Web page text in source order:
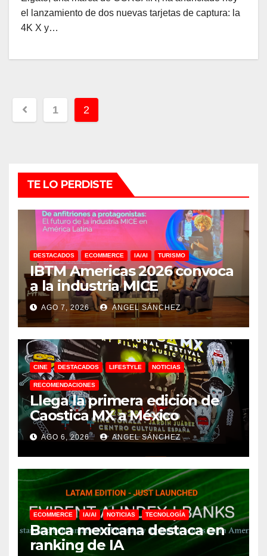
el lanzamiento de dos nuevas tarjetas de captura: la
4K X y…
Paginación
1 2
TE LO PERDISTE
DESTACADOS ECOMMERCE IA/AI TURISMO
IBTM Americas 2026 convoca
a la industria MICE
AGO 7, 2026 ANGEL SÁNCHEZ
CINE DESTACADOS LIFESTYLE NOTICIAS
RECOMENDACIONES
Llega la primera edición de
Caostica MX a México
AGO 6, 2026 ANGEL SÁNCHEZ
ECOMMERCE IA/AI NOTICIAS TECNOLOGÍA
Banca mexicana destaca en
ranking de IA